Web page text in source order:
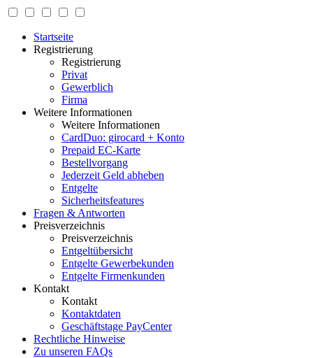
Startseite
Registrierung
Registrierung
Privat
Gewerblich
Firma
Weitere Informationen
Weitere Informationen
CardDuo: girocard + Konto
Prepaid EC-Karte
Bestellvorgang
Jederzeit Geld abheben
Entgelte
Sicherheitsfeatures
Fragen & Antworten
Preisverzeichnis
Preisverzeichnis
Entgeltübersicht
Entgelte Gewerbekunden
Entgelte Firmenkunden
Kontakt
Kontakt
Kontaktdaten
Geschäftstage PayCenter
Rechtliche Hinweise
Zu unseren FAQs